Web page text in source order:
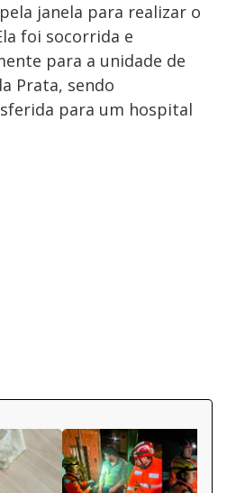
janela para realizar o
foi socorrida e
para a unidade de
Prata, sendo
para um hospital